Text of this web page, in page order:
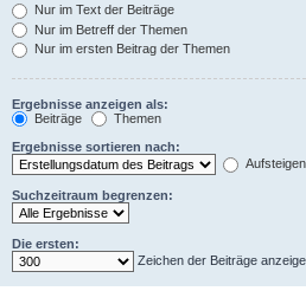
Nur im Text der Beiträge
Nur im Betreff der Themen
Nur im ersten Beitrag der Themen
Ergebnisse anzeigen als:
Beiträge
Themen
Ergebnisse sortieren nach:
Suchzeitraum begrenzen:
Die ersten:
Zeichen der Beiträge